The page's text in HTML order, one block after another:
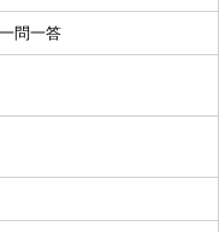
問一答